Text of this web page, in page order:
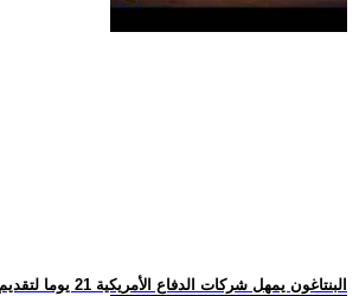
.. البنتاغون يمهل شركات الدفاع الأمريكية 21 يوما لتقديم خطط تسر